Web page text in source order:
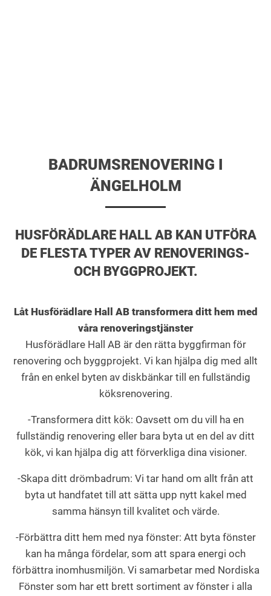
BADRUMSRENOVERING I
ÄNGELHOLM
HUSFÖRÄDLARE HALL AB KAN UTFÖRA
DE FLESTA TYPER AV RENOVERINGS-
OCH BYGGPROJEKT.
Låt Husförädlare Hall AB transformera ditt hem med
våra renoveringstjänster
Husförädlare Hall AB är den rätta byggfirman för
renovering och byggprojekt. Vi kan hjälpa dig med allt
från en enkel byten av diskbänkar till en fullständig
köksrenovering.
-Transformera ditt kök: Oavsett om du vill ha en
fullständig renovering eller bara byta ut en del av ditt
kök, vi kan hjälpa dig att förverkliga dina visioner.
-Skapa ditt drömbadrum: Vi tar hand om allt från att
byta ut handfatet till att sätta upp nytt kakel med
samma hänsyn till kvalitet och värde.
-Förbättra ditt hem med nya fönster: Att byta fönster
kan ha många fördelar, som att spara energi och
förbättra inomhusmiljön. Vi samarbetar med Nordiska
Fönster som har ett brett sortiment av fönster i alla